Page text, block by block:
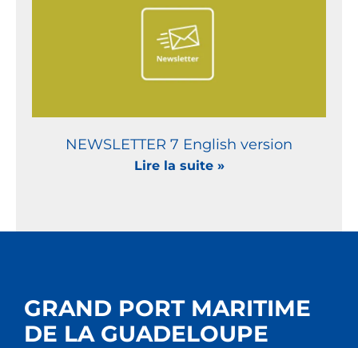
NEWSLETTER 7 English version
Lire la suite »
GRAND PORT MARITIME
DE LA GUADELOUPE